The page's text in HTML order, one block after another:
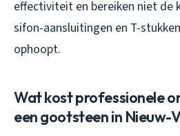
effectiviteit en bereiken niet de
sifon-aansluitingen en T-
ophoopt.
Wat kost professionele
een gootsteen in Nieuw-